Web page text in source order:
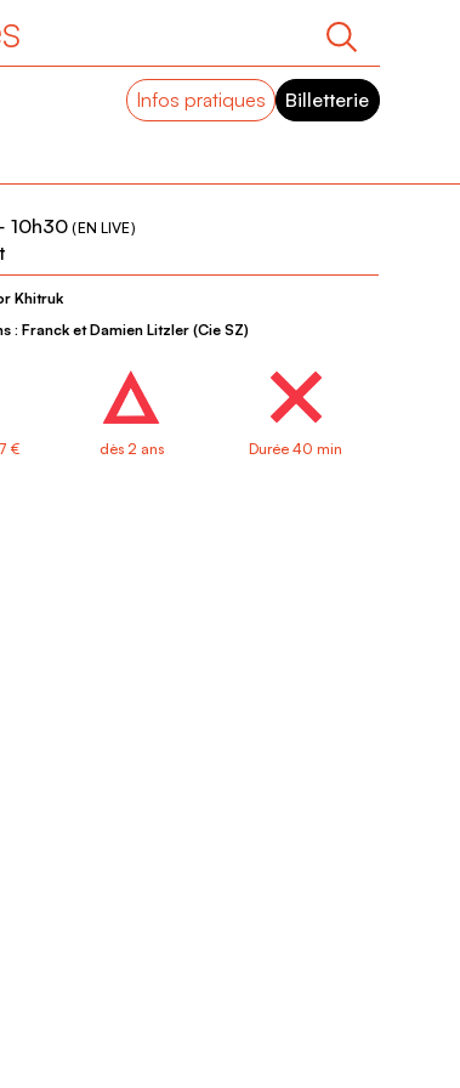
Infos pratiques Billetterie
10h30(EN LIVE)
Khitruk
: Franck et Damien Litzler (Cie SZ)
€ dès 2 ans Durée 40 min